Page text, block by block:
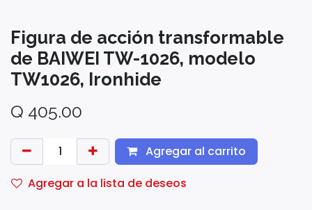
Figura de acción transformable
de BAIWEI TW-1026, modelo
TW1026, Ironhide
Q 405.00
Agregar al carrito
Agregar a la lista de deseos